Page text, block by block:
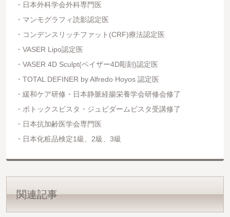
日本外科学会外科専門医
マンモグラフィ読影認定医
コンデンスリッチファット(CRF)療法認定医
VASER Lipo認定医
VASER 4D Sculpt(ベイザー4D彫刻)認定医
TOTAL DEFINER by Alfredo Hoyos 認定医
緩和ケア研修・日本静脈経腸栄養学会研修会修了
ボトックスビスタ・ジュビダームビスタ受講修了
日本抗加齢医学会専門医
日本化粧品検定1級、2級、3級
関連記事